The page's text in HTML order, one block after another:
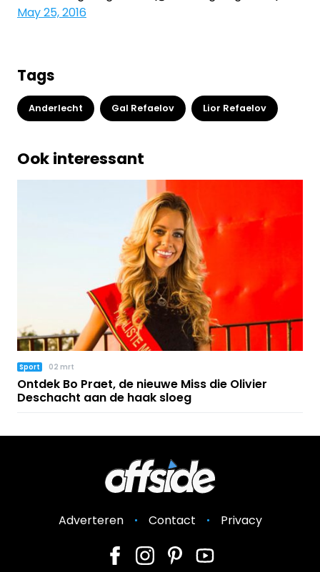
May 25, 2016
Tags
Anderlecht Gal Refaelov Lior Refaelov
Ook interessant
Sport 02 mrt
Ontdek Bo Praet, de nieuwe Miss die Olivier
Deschacht aan de haak sloeg
Adverteren Contact Privacy